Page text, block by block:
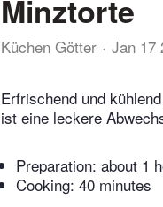
Minztorte
Küchen Götter Jan 17
Erfrischend und
ist eine leckere
Preparation: about 1
Cooking: 40 minutes